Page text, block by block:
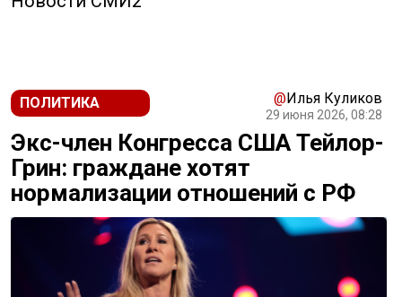
ПОЛИТИКА @Илья Куликов
29 июня 2026, 08:28
Экс-член Конгресса США Тейлор-
Грин: граждане хотят
нормализации отношений с РФ